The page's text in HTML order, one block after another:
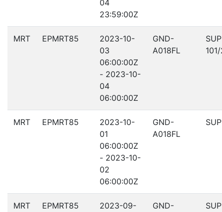
04
23:59:00Z
MRT EPMRT85
2023-10-
03
06:00:00Z
- 2023-10-
04
06:00:00Z
GND-
A018FL
SUP
MRT EPMRT85
2023-10-
01
06:00:00Z
- 2023-10-
02
06:00:00Z
GND-
A018FL
MRT EPMRT85
2023-09-
GND-